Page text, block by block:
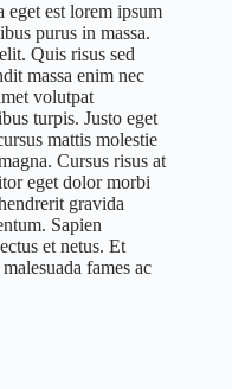
eget est lorem ipsum
purus in massa.
Quis risus sed
massa enim nec
volutpat
turpis. Justo eget
mattis molestie
Cursus risus at
eget dolor morbi
gravida
Sapien
et netus. Et
fames ac